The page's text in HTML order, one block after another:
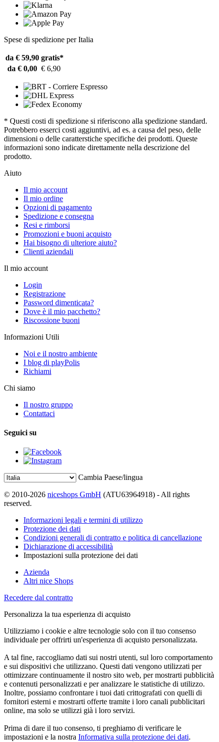
Spese di spedizione per Italia
da € 59,90 gratis*
da € 0,00 € 6,90
* Questi costi di spedizione si riferiscono alla spedizione standard.
Potrebbero esserci costi aggiuntivi, ad es. a causa del peso, delle
dimensioni o delle caratterstiche specifiche dei prodotti. Queste
informazioni sono indicate direttamente nella descrizione del
prodotto.
Aiuto
Il mio account
Il mio ordine
Opzioni di pagamento
Spedizione e consegna
Resi e rimborsi
Promozioni e buoni acquisto
Hai bisogno di ulteriore aiuto?
Clienti aziendali
Il mio account
Login
Registrazione
Password dimenticata?
Dove è il mio pacchetto?
Riscossione buoni
Informazioni Utili
Noi e il nostro ambiente
I blog di playPolis
Richiami
Chi siamo
Il nostro gruppo
Contattaci
Seguici su
Cambia Paese/lingua
© 2010-2026 niceshops GmbH (ATU63964918) - All rights
reserved.
Informazioni legali e termini di utilizzo
Protezione dei dati
Condizioni generali di contratto e politica di cancellazione
Dichiarazione di accessibilità
Impostazioni sulla protezione dei dati
Azienda
Altri nice Shops
Recedere dal contratto
Personalizza la tua esperienza di acquisto
Utilizziamo i cookie e altre tecnologie solo con il tuo consenso
individuale per offrirti un'esperienza di acquisto personalizzata.
A tal fine, raccogliamo dati sui nostri utenti, sul loro comportamento
e sui dispositivi che utilizzano. Questi dati vengono utilizzati per
ottimizzare continuamente il nostro sito web, per mostrarti pubblicità
e contenuti personalizzati e per analizzare le statistiche di utilizzo.
Inoltre, possiamo confrontare i tuoi dati crittografati con quelli di
fornitori esterni e mostrarti offerte tramite i loro canali pubblicitari
online, ma solo se utilizzi già i loro servizi.
Prima di dare il tuo consenso, ti preghiamo di verificare le
impostazioni e la nostra Informativa sulla protezione dei dati.